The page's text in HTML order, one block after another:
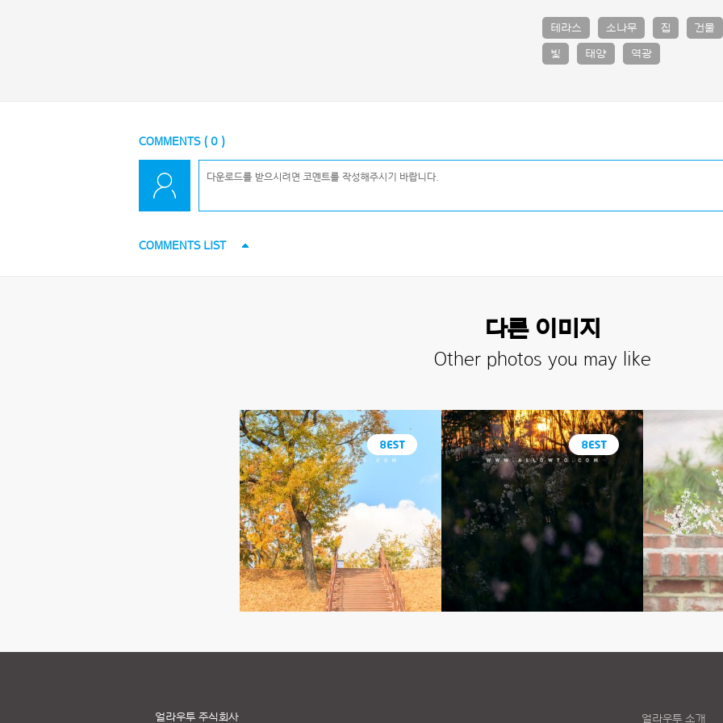
테라스 소나무 집 건물
빛 태양 역광
COMMENTS ( 0 )
COMMENTS LIST
다른 이미지
Other photos you may like
얼라우투 소개
얼라우투 주식회사